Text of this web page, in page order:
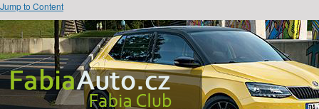
Jump to Content